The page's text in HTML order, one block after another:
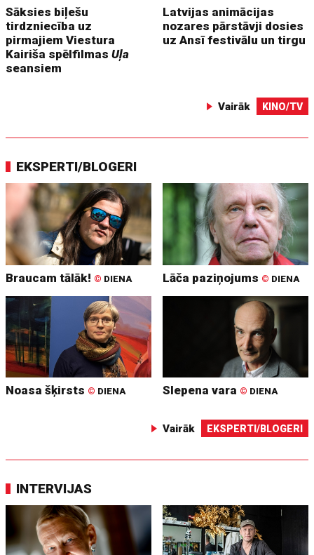
Sāksies biļešu
tirdzniecība uz
pirmajiem Viestura
Kairiša spēlfilmasUļa
seansiem
Latvijas animācijas
nozares pārstāvji dosies
uz Ansī festivālu un tirgu
Vairāk KINO/TV
EKSPERTI/BLOGERI
Braucam tālāk! © DIENA Lāča paziņojums © DIENA
Noasa šķirsts © DIENA Slepena vara © DIENA
Vairāk EKSPERTI/BLOGERI
INTERVIJAS